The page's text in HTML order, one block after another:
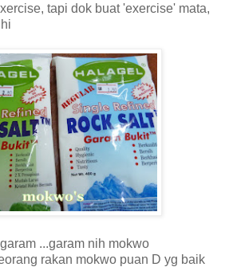
tapi dok buat 'exercise' mata,
...garam nih mokwo
rakan mokwo puan D yg baik